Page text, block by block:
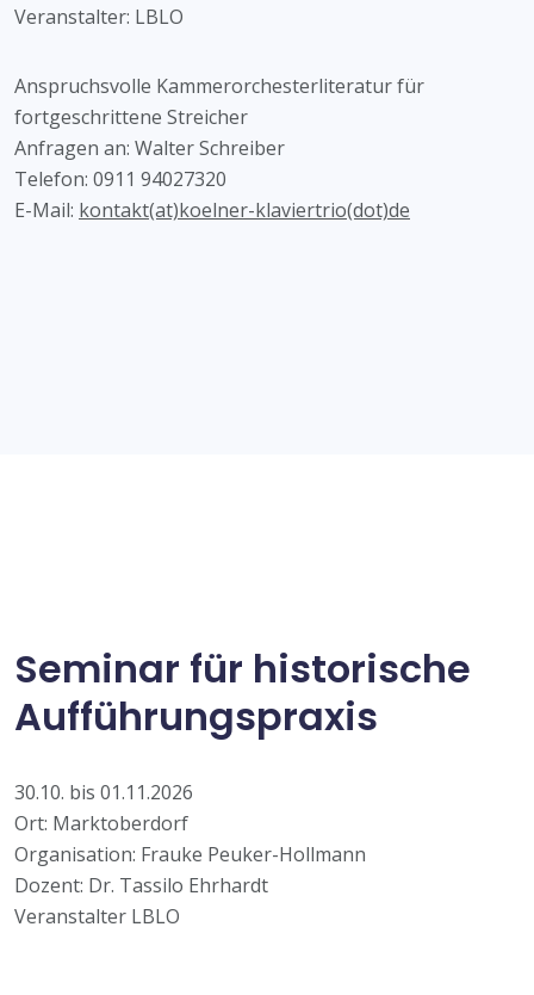
Veranstalter: LBLO
Anspruchsvolle Kammerorchesterliteratur für
fortgeschrittene Streicher
Anfragen an: Walter Schreiber
Telefon: 0911 94027320
E-Mail: kontakt(at)koelner-klaviertrio(dot)de
Seminar für historische
Aufführungspraxis
30.10. bis 01.11.2026
Ort: Marktoberdorf
Organisation: Frauke Peuker-Hollmann
Dozent: Dr. Tassilo Ehrhardt
Veranstalter LBLO